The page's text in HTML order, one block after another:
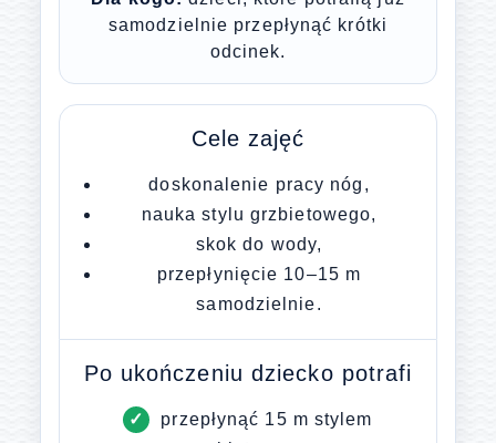
samodzielnie przepłynąć krótki
odcinek.
Cele zajęć
doskonalenie pracy nóg,
nauka stylu grzbietowego,
skok do wody,
przepłynięcie 10–15 m
samodzielnie.
Po ukończeniu dziecko potrafi
przepłynąć 15 m stylem